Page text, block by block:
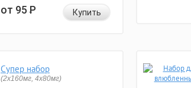
от 95Р Купить
Супер набор
(2х160мг, 4х80мг)